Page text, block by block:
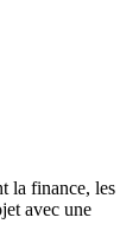
la finance, les
avec une